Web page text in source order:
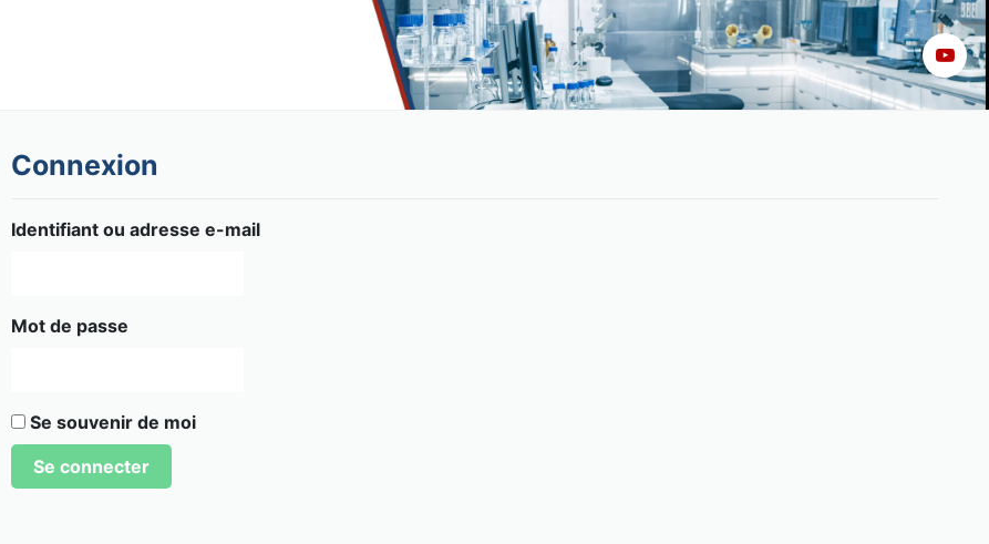
Connexion
Identifiant ou adresse e-mail
Mot de passe
Se souvenir de moi